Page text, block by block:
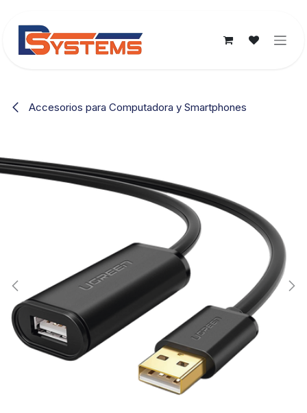
Accesorios para Computadora y Smartphones